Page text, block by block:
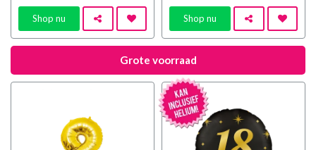
Shop nu Shop nu
Grote voorraad